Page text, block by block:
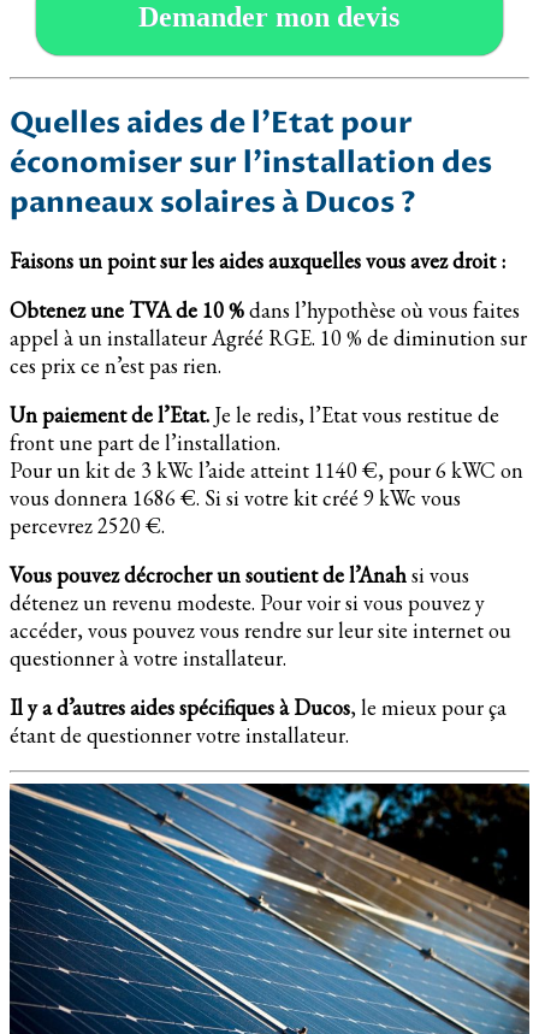
Demander mon devis
Quelles aides de l’Etat pour
économiser sur l’installation des
panneaux solaires à Ducos ?
Faisons un point sur les aides auxquelles vous avez droit :
Obtenez une TVA de 10 %dans l’hypothèse où vous faites
appel à un installateur Agréé RGE. 10 % de diminution sur
ces prix ce n’est pas rien.
Un paiement de l’Etat. Je le redis, l’Etat vous restitue de
front une part de l’installation.
Pour un kit de 3 kWc l’aide atteint 1140 €, pour 6 kWC on
vous donnera 1686 €. Si si votre kit créé 9 kWc vous
percevrez 2520 €.
Vous pouvez décrocher un soutient de l’Anahsi vous
détenez un revenu modeste. Pour voir si vous pouvez y
accéder, vous pouvez vous rendre sur leur site internet ou
questionner à votre installateur.
Il y a d’autres aides spécifiques à Ducos, le mieux pour ça
étant de questionner votre installateur.